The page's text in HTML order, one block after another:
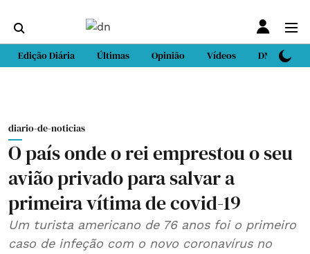
Edição Diária Últimas Opinião Vídeos DN Sport
diario-de-noticias
O país onde o rei emprestou o seu
avião privado para salvar a
primeira vítima de covid-19
Um turista americano de 76 anos foi o primeiro
caso de infeção com o novo coronavírus no